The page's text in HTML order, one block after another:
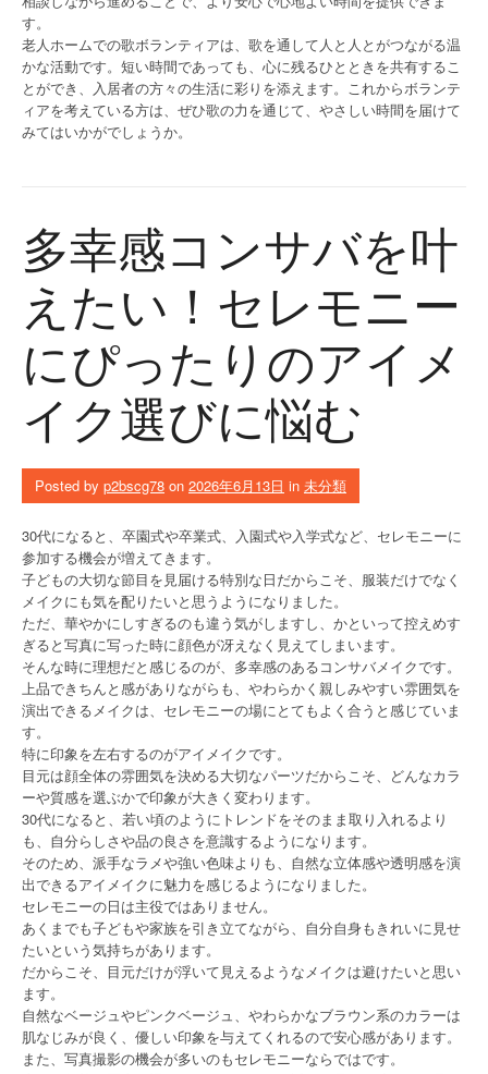
す。
老人ホームでの歌ボランティアは、歌を通して人と人とがつながる温
かな活動です。短い時間であっても、心に残るひとときを共有するこ
とができ、入居者の方々の生活に彩りを添えます。これからボランテ
ィアを考えている方は、ぜひ歌の力を通じて、やさしい時間を届けて
みてはいかがでしょうか。
多幸感コンサバを叶
えたい！セレモニー
にぴったりのアイメ
イク選びに悩む
Posted by p2bscg78 on 2026年6月13日 in 未分類
30代になると、卒園式や卒業式、入園式や入学式など、セレモニーに
参加する機会が増えてきます。
子どもの大切な節目を見届ける特別な日だからこそ、服装だけでなく
メイクにも気を配りたいと思うようになりました。
ただ、華やかにしすぎるのも違う気がしますし、かといって控えめす
ぎると写真に写った時に顔色が冴えなく見えてしまいます。
そんな時に理想だと感じるのが、多幸感のあるコンサバメイクです。
上品できちんと感がありながらも、やわらかく親しみやすい雰囲気を
演出できるメイクは、セレモニーの場にとてもよく合うと感じていま
す。
特に印象を左右するのがアイメイクです。
目元は顔全体の雰囲気を決める大切なパーツだからこそ、どんなカラ
ーや質感を選ぶかで印象が大きく変わります。
30代になると、若い頃のようにトレンドをそのまま取り入れるより
も、自分らしさや品の良さを意識するようになります。
そのため、派手なラメや強い色味よりも、自然な立体感や透明感を演
出できるアイメイクに魅力を感じるようになりました。
セレモニーの日は主役ではありません。
あくまでも子どもや家族を引き立てながら、自分自身もきれいに見せ
たいという気持ちがあります。
だからこそ、目元だけが浮いて見えるようなメイクは避けたいと思い
ます。
自然なベージュやピンクベージュ、やわらかなブラウン系のカラーは
肌なじみが良く、優しい印象を与えてくれるので安心感があります。
また、写真撮影の機会が多いのもセレモニーならではです。